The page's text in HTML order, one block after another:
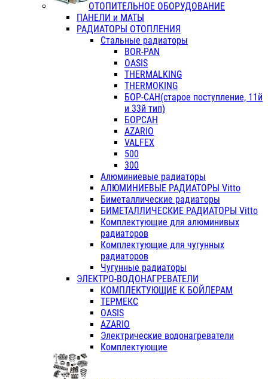
ОТОПИТЕЛЬНОЕ ОБОРУДОВАНИЕ
ПАНЕЛИ и МАТЫ
РАДИАТОРЫ ОТОПЛЕНИЯ
Стальные радиаторы
BOR-PAN
OASIS
THERMALKING
THERMOKING
БОР-САН(старое поступление, 11й
и 33й тип)
БОРСАН
AZARIO
VALFEX
500
300
Алюминиевые радиаторы
АЛЮМИНИЕВЫЕ РАДИАТОРЫ Vitto
Биметаллические радиаторы
БИМЕТАЛЛИЧЕСКИЕ РАДИАТОРЫ Vitto
Комплектующие для алюминивых
радиаторов
Комплектующие для чугунных
радиаторов
Чугунные радиаторы
ЭЛЕКТРО-ВОДОНАГРЕВАТЕЛИ
КОМПЛЕКТУЮЩИЕ К БОЙЛЕРАМ
ТЕРМЕКС
OASIS
AZARIO
Электрические водонагреватели
Комплектующие